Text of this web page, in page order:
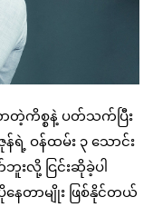
တဲ့ကိစ္စနဲ့ ပတ်သက်ပြီး
ရဲ့ ဝန်ထမ်း ၃ သောင်း
လို့ ငြင်းဆိုခဲ့ပါ
ေတာမျိုး ဖြစ်နိုင်တယ်